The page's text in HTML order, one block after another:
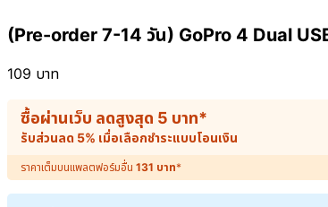
(Pre-order 7-14 วัน) GoPro 4 Dual
109 บาท
ซื้อผ่านเว็บ ลดสูงสุด 5 บาท*
รับส่วนลด 5% เมื่อเลือกชำระแบบโอนเงิน
ราคาเต็มบนแพลตฟอร์มอื่น 131 บาท*